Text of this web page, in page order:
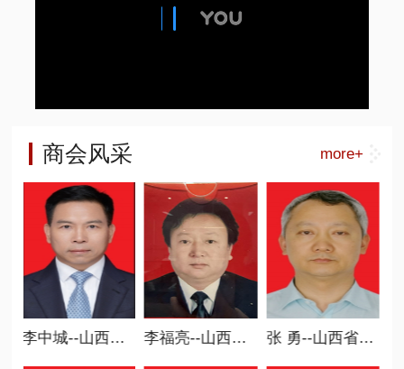
商会风采 more+
李中城--山西省商业联合会会长 李福亮--山西省商业联合会副会长 张 勇--山西省商业联合会常务副会长